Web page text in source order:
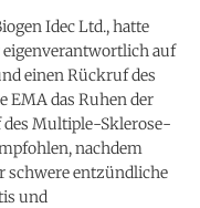
Idec Ltd., hatte
eigenverantwortlich auf
einen Rückruf des
EMA das Ruhen der
Multiple-Sklerose-
nachdem
schwere entzündliche
und